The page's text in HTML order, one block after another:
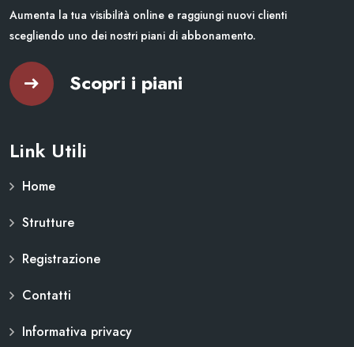
Aumenta la tua visibilità online e raggiungi nuovi clienti
scegliendo uno dei nostri piani di abbonamento.
Scopri i piani
Link Utili
Home
Strutture
Registrazione
Contatti
Informativa privacy